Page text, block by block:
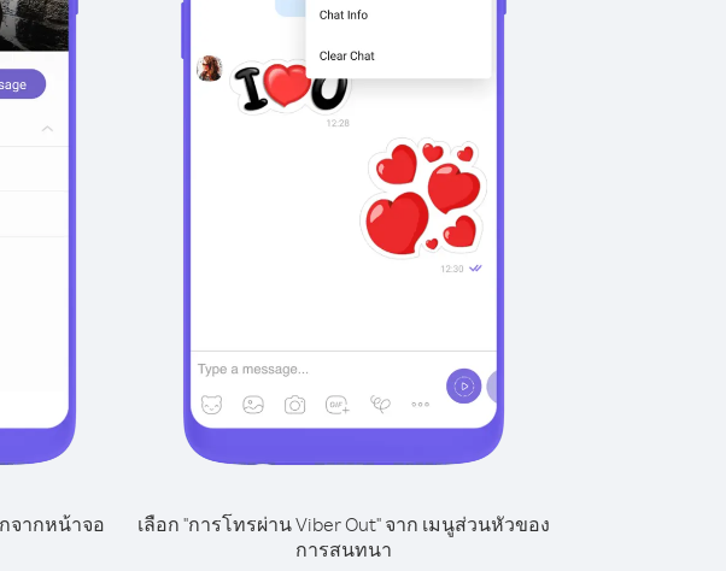
จากหน้าจอ
เลือก "การโทรผ่าน Viber Out" จาก เมนูส่วนหัวของ
การสนทนา